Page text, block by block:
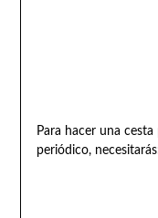
Para hacer una
periódico,